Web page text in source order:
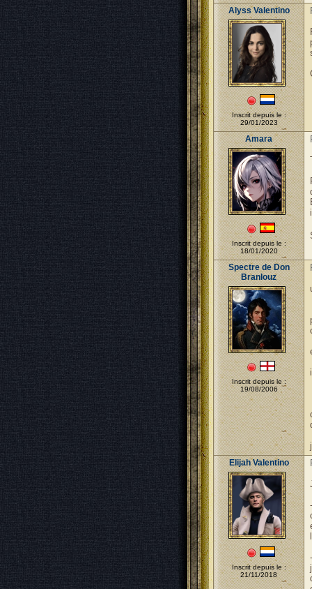
Alyss Valentino
Inscrit depuis le :
29/01/2023
Amara
Inscrit depuis le :
18/01/2020
Spectre de Don
Branlouz
Inscrit depuis le :
19/08/2006
Elijah Valentino
Inscrit depuis le :
21/11/2018